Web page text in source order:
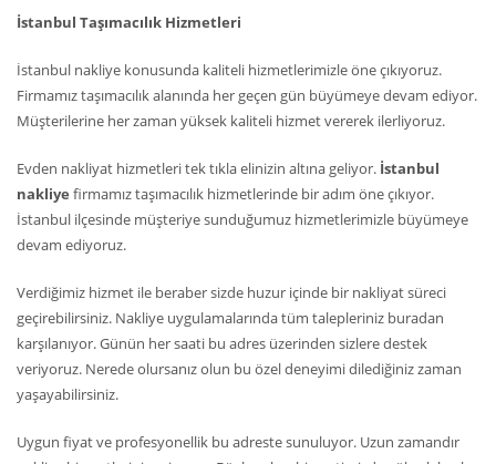
İstanbul Taşımacılık Hizmetleri
İstanbul nakliye konusunda kaliteli hizmetlerimizle öne çıkıyoruz.
Firmamız taşımacılık alanında her geçen gün büyümeye devam ediyor.
Müşterilerine her zaman yüksek kaliteli hizmet vererek ilerliyoruz.
Evden nakliyat hizmetleri tek tıkla elinizin altına geliyor. İstanbul
nakliye firmamız taşımacılık hizmetlerinde bir adım öne çıkıyor.
İstanbul ilçesinde müşteriye sunduğumuz hizmetlerimizle büyümeye
devam ediyoruz.
Verdiğimiz hizmet ile beraber sizde huzur içinde bir nakliyat süreci
geçirebilirsiniz. Nakliye uygulamalarında tüm talepleriniz buradan
karşılanıyor. Günün her saati bu adres üzerinden sizlere destek
veriyoruz. Nerede olursanız olun bu özel deneyimi dilediğiniz zaman
yaşayabilirsiniz.
Uygun fiyat ve profesyonellik bu adreste sunuluyor. Uzun zamandır